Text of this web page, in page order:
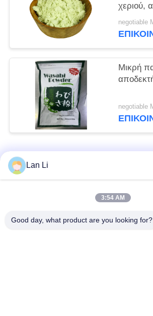
χεριού,
τιμή
negotiable
Μικρή
negotiable
Λαϊκή κατηγορία
Lan Li
3:54 AM
Good day, what product are you looking for?